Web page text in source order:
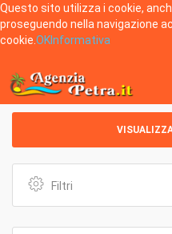
Questo sito utilizza i cookie,
proseguendo nella navigazione
cookie. OKInformativa
Home Appartamenti per 1
Filtri